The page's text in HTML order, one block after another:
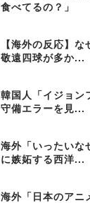
食べてるの？」
【海外の反応】
敬遠四球が多か...
韓国人「イジョン
守備エラーを見...
海外「いったいな
に嫉妬する西洋...
海外「日本のアニ